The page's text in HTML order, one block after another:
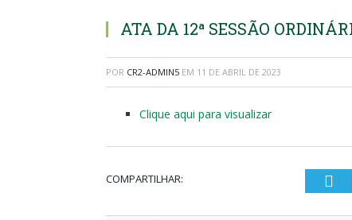
ATA DA 12ª SESSÃO
POR CR2-ADMIN5 EM 11 DE ABRIL DE 2023
Clique aqui para visualizar
COMPARTILHAR: